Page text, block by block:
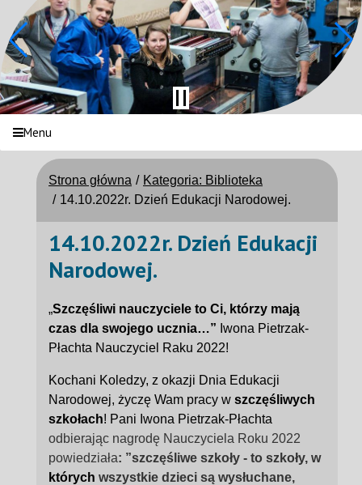
Menu
Strona główna
Kategoria: Biblioteka
14.10.2022r. Dzień Edukacji Narodowej.
14.10.2022r. Dzień Edukacji
Narodowej.
„Szczęśliwi nauczyciele to Ci, którzy mają
czas dla swojego ucznia…” Iwona Pietrzak-
Płachta Nauczyciel Raku 2022!
Kochani Koledzy, z okazji Dnia Edukacji
Narodowej, życzę Wam pracy w szczęśliwych
szkołach! Pani Iwona Pietrzak-Płachta
odbierając nagrodę Nauczyciela Roku 2022
powiedziała: ”szczęśliwe szkoły - to szkoły, w
których wszystkie dzieci są wysłuchane,